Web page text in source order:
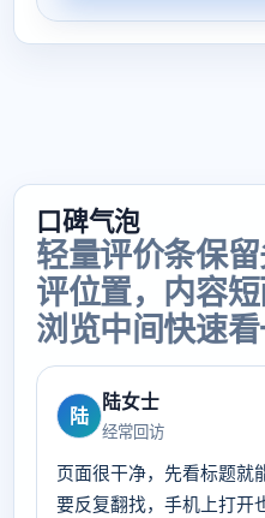
口碑气泡
轻量评价条保
评位置，内容
浏览中间快速看
陆
陆女士
经常回访
页面很干净，先看标题就
要反复翻找，手机上打开